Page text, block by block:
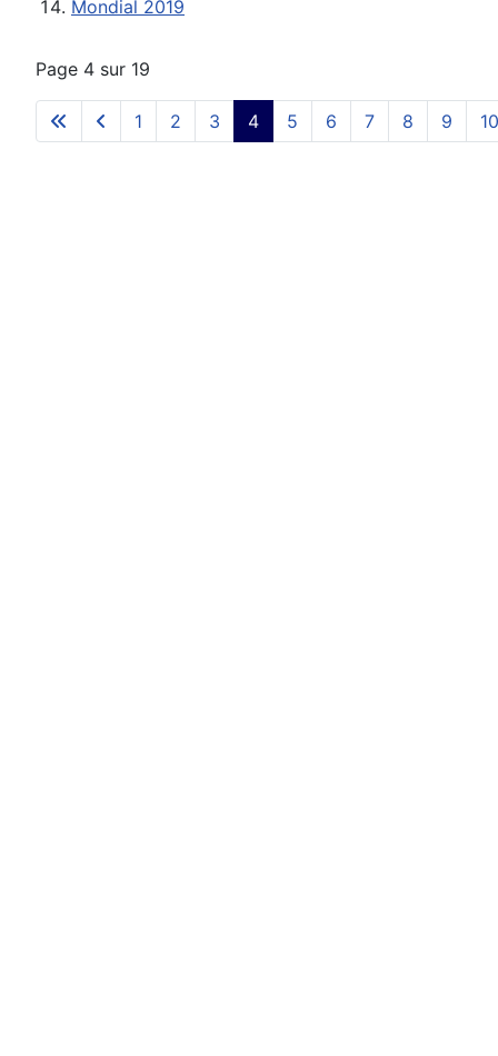
Mondial 2019
Page 4 sur 19
1 2 3 4 5 6 7 8 9 10